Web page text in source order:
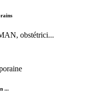
obstétrici...
...